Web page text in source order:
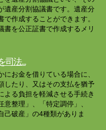
遺産分割協議書です。遺産分
で作成することができます。
書を公正証書で作成するメリ
司法...
にお金を借りている場合に、
したり、又はその支払を猶予
よる負担を軽減させる手続き
意整理」、「特定調停」、
己破産」の4種類がありま